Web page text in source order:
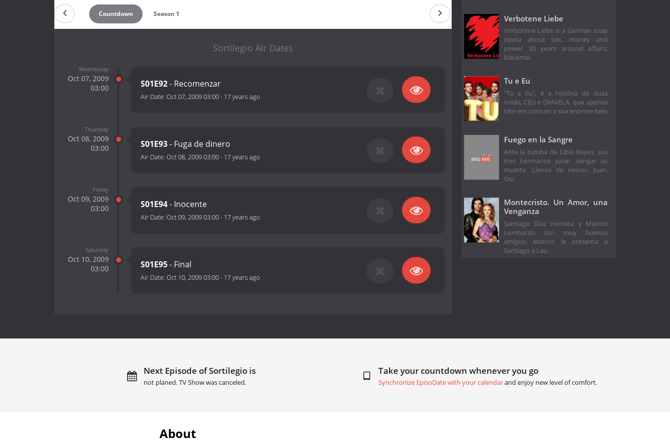
Countdown Season 1
Sortilegio Air Dates
Wednesday
Oct 07, 2009
03:00
S01E92- Recomenzar
Air Date: Oct 07, 2009 03:00- 17 years ago
Thursday
Oct 08, 2009
03:00
S01E93- Fuga de dinero
Air Date: Oct 08, 2009 03:00- 17 years ago
Friday
Oct 09, 2009
03:00
S01E94- Inocente
Air Date: Oct 09, 2009 03:00- 17 years ago
Saturday
Oct 10, 2009
03:00
S01E95- Final
Air Date: Oct 10, 2009 03:00- 17 years ago
Verbotene Liebe
Verbotene Liebe is a German soap
opera about sex, money and
power. 20 years around affairs,
blackmai
Tu e Eu
"Tu e Eu", é a história de duas
irmãs, CÉU e DANIELA, que apenas
têm em comum a sua enorme bele
Fuego en la Sangre
Ante la tumba de Libia Reyes, sus
tres hermanos juran vengar su
muerte. Llenos de rencor, Juan,
Osc
Montecristo. Un Amor, una
Venganza
Santiago Díaz Herrera y Marcos
Lombardo son muy buenos
amigos, Marcos le presenta a
Santiago a Lau
Next Episode of Sortilegio is
not planed. TV Show was canceled.
Take your countdown whenever you go
Synchronize EpisoDate with your calendarand enjoy new level of comfort.
About